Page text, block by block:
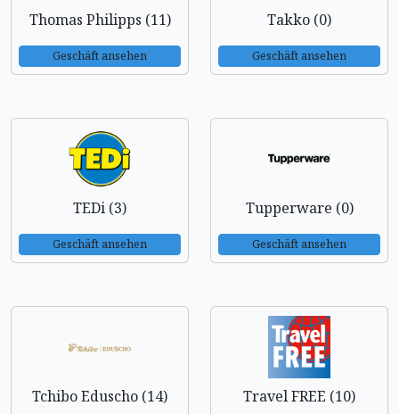
Thomas Philipps (11)
Geschäft ansehen
Takko (0)
Geschäft ansehen
TEDi (3)
Geschäft ansehen
Tupperware (0)
Geschäft ansehen
Tchibo Eduscho (14) Travel FREE (10)